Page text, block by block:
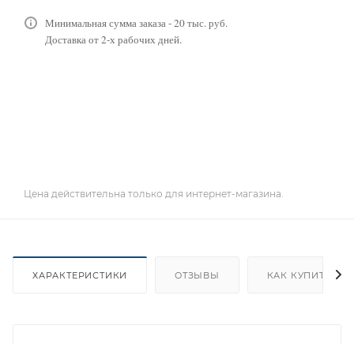
Минимальная сумма заказа - 20 тыс. руб.
Доставка от 2-х рабочих дней.
Цена действительна только для интернет-магазина.
ХАРАКТЕРИСТИКИ ОТЗЫВЫ КАК КУПИТЬ